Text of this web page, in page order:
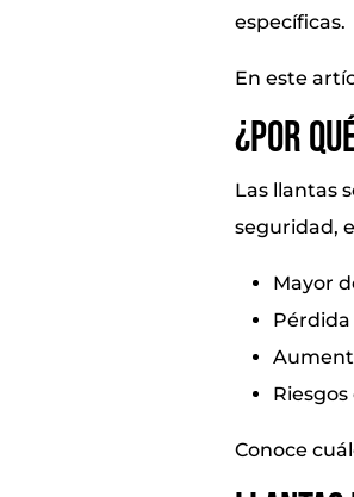
específicas.
En este
¿Por
Las llantas
seguridad,
Mayor
Conoce